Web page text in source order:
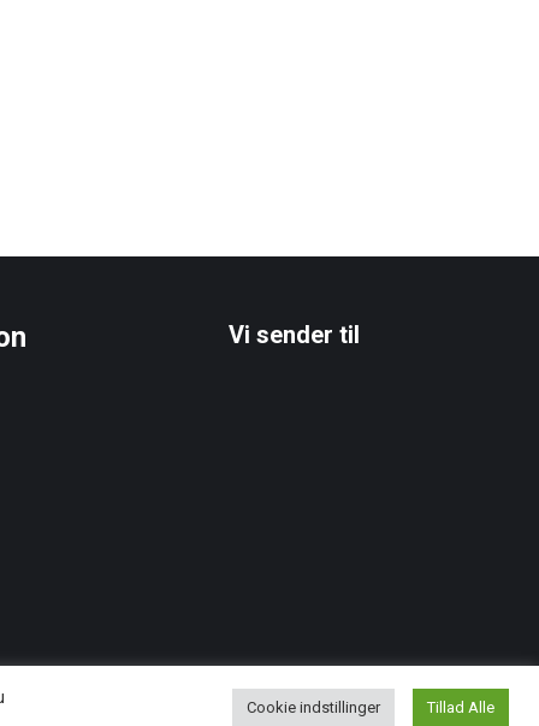
Vi sender til
Cookie indstillinger Tillad Alle